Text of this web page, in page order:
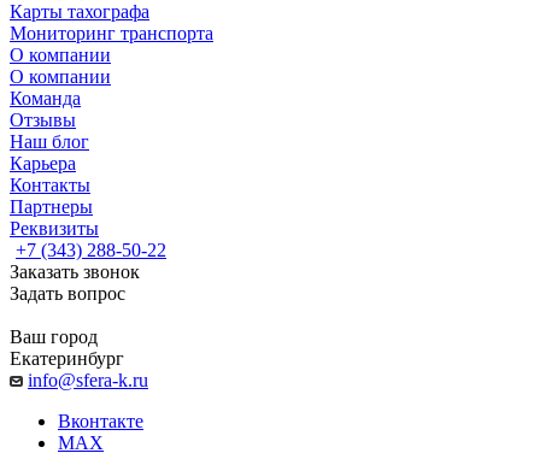
Карты тахографа
Мониторинг транспорта
О компании
О компании
Команда
Отзывы
Наш блог
Карьера
Контакты
Партнеры
Реквизиты
+7 (343) 288-50-22
Заказать звонок
Задать вопрос
Ваш город
Екатеринбург
info@sfera-k.ru
Вконтакте
MAX